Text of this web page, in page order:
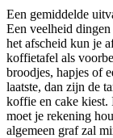
Een gemiddelde
Een veelheid
het afscheid kun je
koffietafel als
broodjes, hapjes of
laatste, dan zijn de
koffie en cake kiest.
moet je rekening
algemeen graf zal